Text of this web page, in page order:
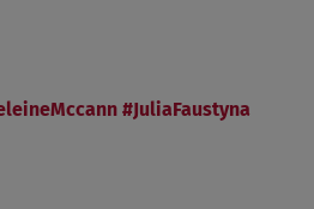
#JuliaFaustyna